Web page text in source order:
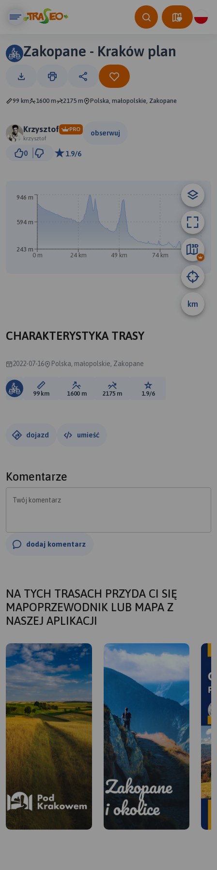
Zakopane - Kraków plan
99 km 1600 m 2175 m Polska, małopolskie, Zakopane
Krzysztof
PRO
krzysztof
obserwuj
0 1.9/6
km
0 m 24 km 49 km 74 km 99 km
243 m
594 m
946 m
CHARAKTERYSTYKA TRASY
2022-07-16 Polska, małopolskie, Zakopane
Długość trasy:
99 km Suma przewyższeń:
1600 m Suma spadków:
2175 m Ocena trasy:
1.9/6
dojazd umieść
Komentarze
Twój komentarz
dodaj komentarz
NA TYCH TRASACH PRZYDA CI SIĘ
MAPOPRZEWODNIK LUB MAPA Z
NASZEJ APLIKACJI